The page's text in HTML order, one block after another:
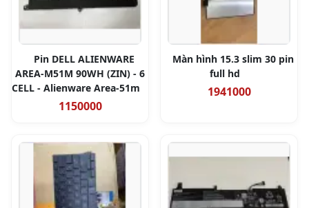
Pin DELL ALIENWARE
AREA-M51M 90WH (ZIN) - 6
CELL - Alienware Area-51m
1150000
Màn hình 15.3 slim 30 pin
full hd
1941000